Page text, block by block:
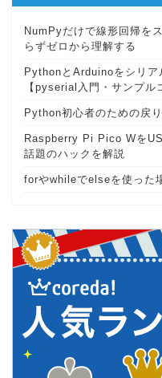
NumPyだけで線形回帰を
らずゼロから理解する
PythonとArduinoをシリア
【pyserial入門・サンプル
Python初心者のための戻
Raspberry Pi Pico Wを
話題のハックを解説
forやwhileでelseを使った